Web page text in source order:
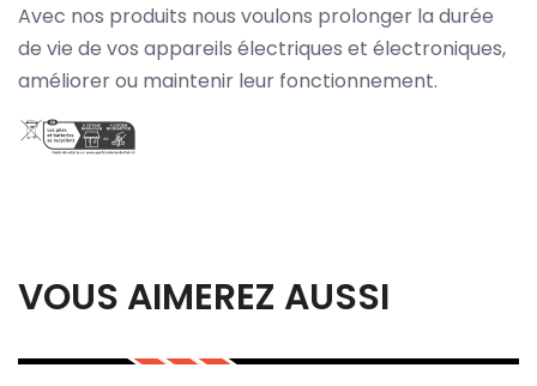
Avec nos produits nous voulons prolonger la durée
de vie de vos appareils électriques et électroniques,
améliorer ou maintenir leur fonctionnement.
VOUS AIMEREZ AUSSI